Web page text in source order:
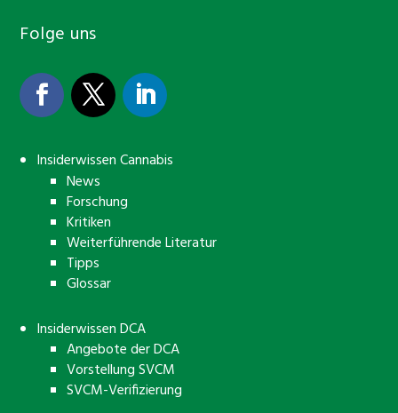
Folge uns
Insiderwissen Cannabis
News
Forschung
Kritiken
Weiterführende Literatur
Tipps
Glossar
Insiderwissen DCA
Angebote der DCA
Vorstellung SVCM
SVCM-Verifizierung